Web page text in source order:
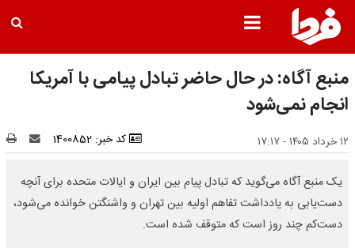
منبع آگاه: در حال حاضر تبادل پیامی با آمریکا
انجام نمی‌شود
۱۲ خرداد ۱۴۰۵ - ۱۷:۱۷ کد خبر: 1400852
یک منبع آگاه می‌گوید که تبادل پیام بین ایران و ایالات متحده برای آنچه
دست‌یابی به یادداشت تفاهم اولیه بین تهران و واشنگتن خوانده می‌شود،
دست‌کم چند روز است که متوقف شده است.